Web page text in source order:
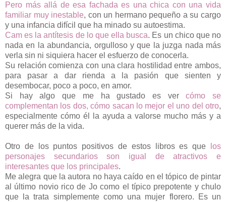
Pero más allá de esa fachada es una chica con una vida
familiar muy inestable, con un hermano pequeño a su cargo
y una infancia difícil que ha minado su autoestima.
Cam es la antítesis de lo que ella busca. Es un chico que no
nada en la abundancia, orgulloso y que la juzga nada más
verla sin ni siquiera hacer el esfuerzo de conocerla.
Su relación comienza con una clara hostilidad entre ambos,
para pasar a dar rienda a la pasión que sienten y
desembocar, poco a poco, en amor.
Si hay algo que me ha gustado es vercómo se
complementan los dos, cómo sacan lo mejor el uno del otro,
especialmente cómo él la ayuda a valorse mucho más y a
querer más de la vida.
Otro de los puntos positivos de estos libros es que
los
personajes secundarios son igual de atractivos e
interesantes que los principales.
Me alegra que la autora no haya caído en el tópico de pintar
al último novio rico de Jo como el típico prepotente y chulo
que la trata simplemente como una mujer florero. Es un